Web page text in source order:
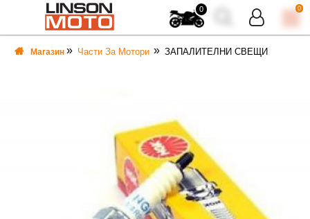
0 0
Магазин Части За Мотори ЗАПАЛИТЕЛНИ СВЕЩИ